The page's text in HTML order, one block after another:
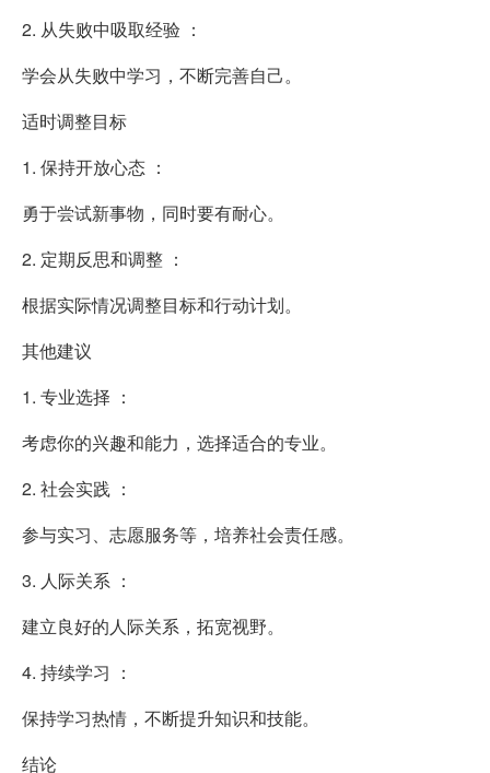
2. 从失败中吸取经验 ：
学会从失败中学习，不断完善自己。
适时调整目标
1. 保持开放心态 ：
勇于尝试新事物，同时要有耐心。
2. 定期反思和调整 ：
根据实际情况调整目标和行动计划。
其他建议
1. 专业选择 ：
考虑你的兴趣和能力，选择适合的专业。
2. 社会实践 ：
参与实习、志愿服务等，培养社会责任感。
3. 人际关系 ：
建立良好的人际关系，拓宽视野。
4. 持续学习 ：
保持学习热情，不断提升知识和技能。
结论